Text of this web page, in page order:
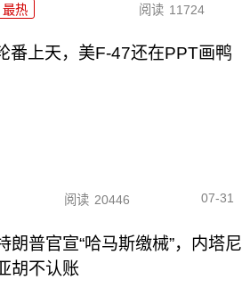
最热 阅读 11724
番上天，美F-47还在PPT画鸭
阅读 20446 07-31
朗普官宣“哈马斯缴械”，内塔尼
胡不认账